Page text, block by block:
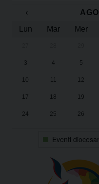
‹
Lun
Mar Mer
3 4 5
10 11 12
17 18 19
24 25 26
Eventi